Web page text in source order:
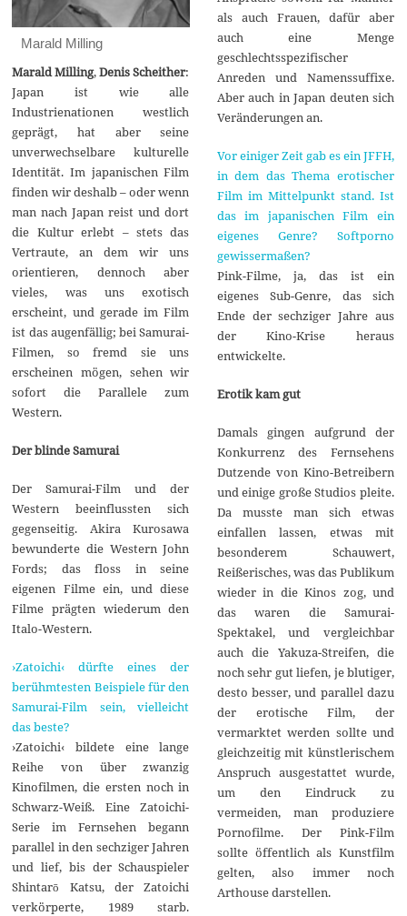
Marald Milling
Marald Milling,Denis Scheither:
Japan ist wie alle
Industrienationen westlich
geprägt, hat aber seine
unverwechselbare kulturelle
Identität. Im japanischen Film
finden wir deshalb – oder wenn
man nach Japan reist und dort
die Kultur erlebt – stets das
Vertraute, an dem wir uns
orientieren, dennoch aber
vieles, was uns exotisch
erscheint, und gerade im Film
ist das augenfällig; bei Samurai-
Filmen, so fremd sie uns
erscheinen mögen, sehen wir
sofort die Parallele zum
Western.
Der blinde Samurai
Der Samurai-Film und der
Western beeinflussten sich
gegenseitig. Akira Kurosawa
bewunderte die Western John
Fords; das floss in seine
eigenen Filme ein, und diese
Filme prägten wiederum den
Italo-Western.
›Zatoichi‹ dürfte eines der
berühmtesten Beispiele für den
Samurai-Film sein, vielleicht
das beste?
›Zatoichi‹ bildete eine lange
Reihe von über zwanzig
Kinofilmen, die ersten noch in
Schwarz-Weiß. Eine Zatoichi-
Serie im Fernsehen begann
parallel in den sechziger Jahren
und lief, bis der Schauspieler
Shintarō Katsu, der Zatoichi
verkörperte, 1989 starb.
als auch Frauen, dafür aber
auch eine Menge
geschlechtsspezifischer
Anreden und Namenssuffixe.
Aber auch in Japan deuten sich
Veränderungen an.
Vor einiger Zeit gab es ein JFFH,
in dem das Thema erotischer
Film im Mittelpunkt stand. Ist
das im japanischen Film ein
eigenes Genre? Softporno
gewissermaßen?
Pink-Filme, ja, das ist ein
eigenes Sub-Genre, das sich
Ende der sechziger Jahre aus
der Kino-Krise heraus
entwickelte.
Erotik kam gut
Damals gingen aufgrund der
Konkurrenz des Fernsehens
Dutzende von Kino-Betreibern
und einige große Studios pleite.
Da musste man sich etwas
einfallen lassen, etwas mit
besonderem Schauwert,
Reißerisches, was das Publikum
wieder in die Kinos zog, und
das waren die Samurai-
Spektakel, und vergleichbar
auch die Yakuza-Streifen, die
noch sehr gut liefen, je blutiger,
desto besser, und parallel dazu
der erotische Film, der
vermarktet werden sollte und
gleichzeitig mit künstlerischem
Anspruch ausgestattet wurde,
um den Eindruck zu
vermeiden, man produziere
Pornofilme. Der Pink-Film
sollte öffentlich als Kunstfilm
gelten, also immer noch
Arthouse darstellen.